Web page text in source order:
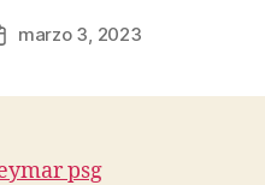
marzo 3, 2023